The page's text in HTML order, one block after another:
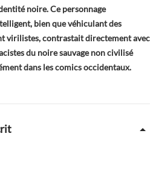
noire. Ce personnage
bien que véhiculant des
virilistes, contrastait directement avec
du noire sauvage non civilisé
dans les comics occidentaux.